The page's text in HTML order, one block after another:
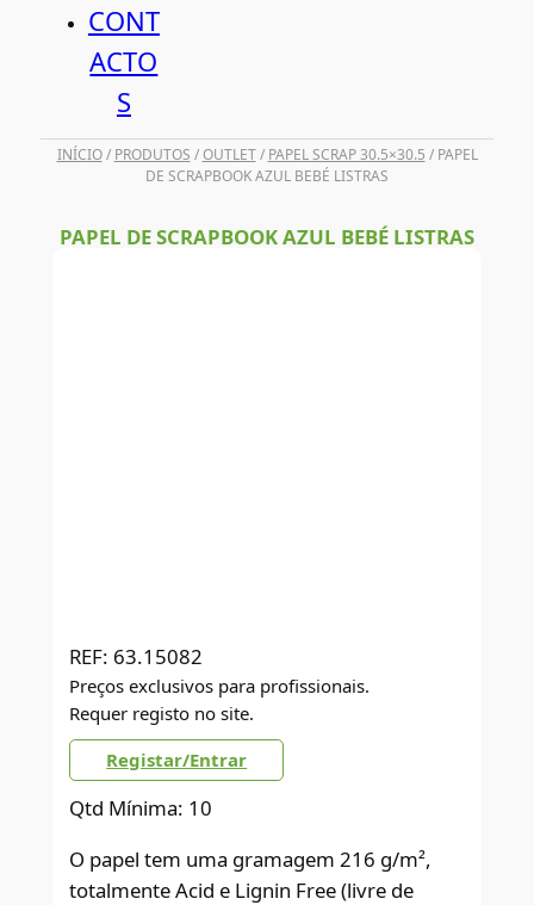
CONT
ACTO
S
INÍCIO/ PRODUTOS /OUTLET/ PAPEL SCRAP 30.5×30.5 / PAPEL
DE SCRAPBOOK AZUL BEBÉ LISTRAS
PAPEL DE SCRAPBOOK AZUL BEBÉ LISTRAS
REF: 63.15082
Preços exclusivos para profissionais.
Requer registo no site.
Registar/Entrar
Qtd Mínima: 10
O papel tem uma gramagem 216 g/m²,
totalmente Acid e Lignin Free (livre de